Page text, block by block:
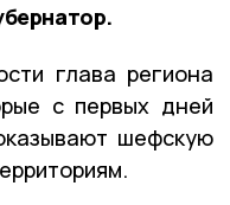
глава региона
с первых дней
шефскую